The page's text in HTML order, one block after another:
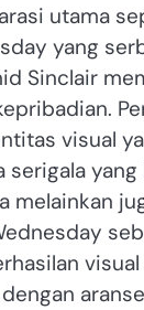
utama
yang
Sinclair
visual
serigala
melainkan